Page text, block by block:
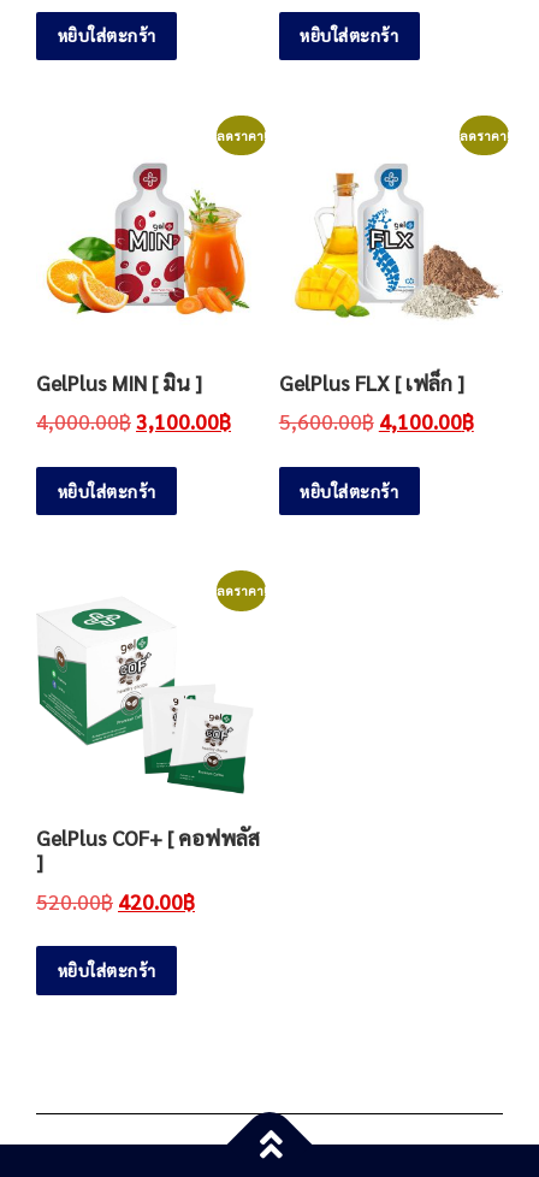
หยิบใส่ตะกร้า หยิบใส่ตะกร้า
ลดราคา!
GelPlus MIN [ มิน ]
4,000.00฿3,100.00฿
หยิบใส่ตะกร้า
ลดราคา!
GelPlus FLX [ เฟล็ก ]
5,600.00฿ 4,100.00฿
หยิบใส่ตะกร้า
ลดราคา!
GelPlus COF+ [ คอฟพลัส
]
520.00฿ 420.00฿
หยิบใส่ตะกร้า